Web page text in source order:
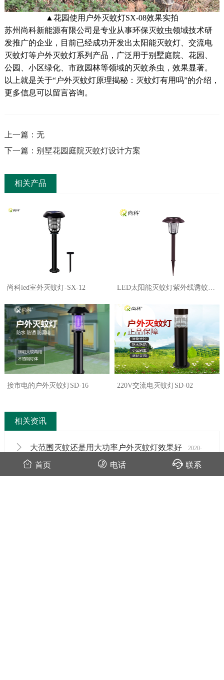
▲花园使用户外灭蚊灯SX-08效果实拍
苏州尚科新能源有限公司是专业从事环保灭蚊虫领域技术研
发推广的企业，目前已经成功开发出太阳能灭蚊灯、交流电
灭蚊灯等户外灭蚊灯系列产品，广泛用于别墅庭院、花园、
公园、小区绿化、市政园林等领域的灭蚊杀虫，效果显著。
以上就是关于“户外灭蚊灯原理揭秘：灭蚊灯有用吗”的介绍，
更多信息可以留言咨询。
上一篇：无
下一篇：别墅花园庭院灭蚊灯设计方案
相关产品
尚科led室外灭蚊灯-SX-12
LED太阳能灭蚊灯紫外线诱蚊
接市电的户外灭蚊灯SD-16 220V交流电灭蚊灯SD-02
相关资讯
大范围灭蚊还是用大功率户外灭蚊灯效果好
2020-
07-16
首页 电话 联系